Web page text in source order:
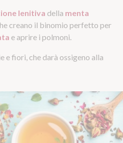
lenitiva della menta
creano il binomio perfetto per
e aprire i polmoni.
e fiori, che darà ossigeno alla